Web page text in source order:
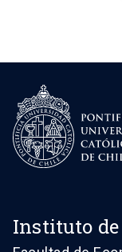
Instituto